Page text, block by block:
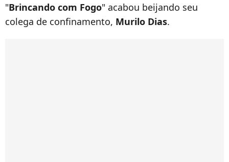
"Brincando com Fogo" acabou beijando seu
colega de confinamento, Murilo Dias.